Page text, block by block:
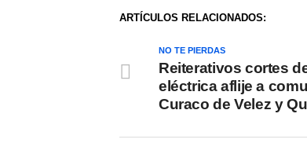
ARTÍCULOS RELACIONADOS:
NO TE PIERDAS
Reiterativos cortes
eléctrica aflije a
Curaco de Velez y